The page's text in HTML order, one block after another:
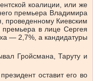
коалиции, или же
премьера Владимира
проведенному Киевским
премьера в лице Сергея
— 2,7%, а кандидатуры
Гройсмана, Таруту и
оставит его во